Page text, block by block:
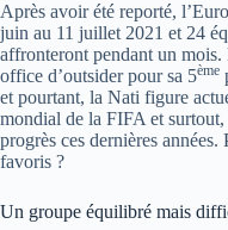
Après avoir été reporté,
juin au 11 juillet 2021 et 24
affronteront pendant un mois.
office d’outsider pour sa 5ème
et pourtant, la Nati figure
mondial de la FIFA et surtout,
progrès ces dernières
favoris ?
Un groupe équilibré mais